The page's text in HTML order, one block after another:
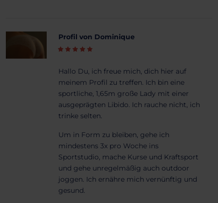
Profil von Dominique
Hallo Du, ich freue mich, dich hier auf
meinem Profil zu treffen. Ich bin eine
sportliche, 1,65m große Lady mit einer
ausgeprägten Libido. Ich rauche nicht, ich
trinke selten.
Um in Form zu bleiben, gehe ich
mindestens 3x pro Woche ins
Sportstudio, mache Kurse und Kraftsport
und gehe unregelmäßig auch outdoor
joggen. Ich ernähre mich vernünftig und
gesund.